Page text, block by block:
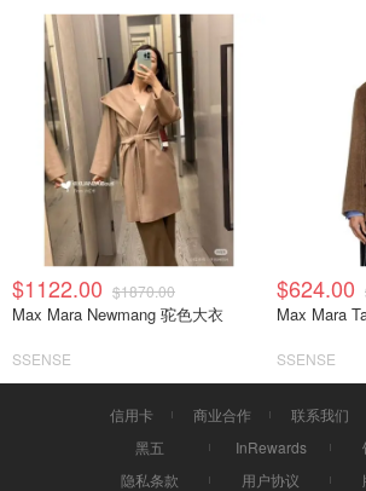
$1122.00 $1870.00
Max Mara Newmang 驼色大衣
SSENSE
$624.00
Max Mara
SSENSE
信用卡 商业合作 联系我们
黑五
InRewards
隐私条款
用户协议